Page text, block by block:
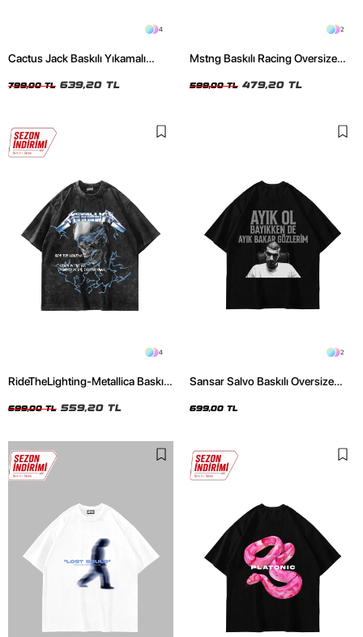
4
Cactus Jack Baskılı Yıkamalı
799,00 TL 639,20 TL
2
Mstng Baskılı Racing Oversize
599,00 TL 479,20 TL
4
RideTheLighting-Metallica Baskılı
Tshirt
699,00 TL 559,20 TL
2
Sansar Salvo Baskılı Oversize
699,00 TL